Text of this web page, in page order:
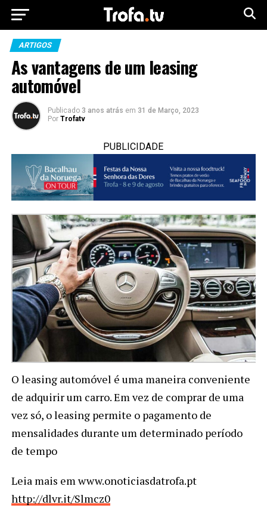
ARTIGOS
As vantagens de um leasing
automóvel
Publicado 3 anos atrás em 31 de Março, 2023
Por Trofatv
PUBLICIDADE
O leasing automóvel é uma maneira conveniente
de adquirir um carro. Em vez de comprar de uma
vez só, o leasing permite o pagamento de
mensalidades durante um determinado período
de tempo
Leia mais em www.onoticiasdatrofa.pt
http://dlvr.it/Slmcz0